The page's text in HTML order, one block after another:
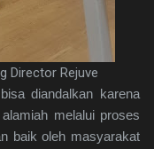
Director Rejuve
diandalkan karena
melalui proses
baik oleh masyarakat